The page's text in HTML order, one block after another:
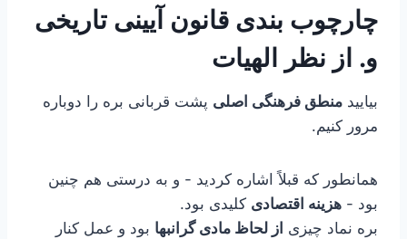
چارچوب بندی قانون آیینی تاریخی
و. از نظر الهیات
بیایید منطق فرهنگی اصلی پشت قربانی بره را دوباره
مرور کنیم.
همانطور که قبلاً اشاره کردید - و به درستی هم چنین
بود - هزینه اقتصادی کلیدی بود.
بره نماد چیزی از لحاظ مادی گرانبها بود و عمل کنار